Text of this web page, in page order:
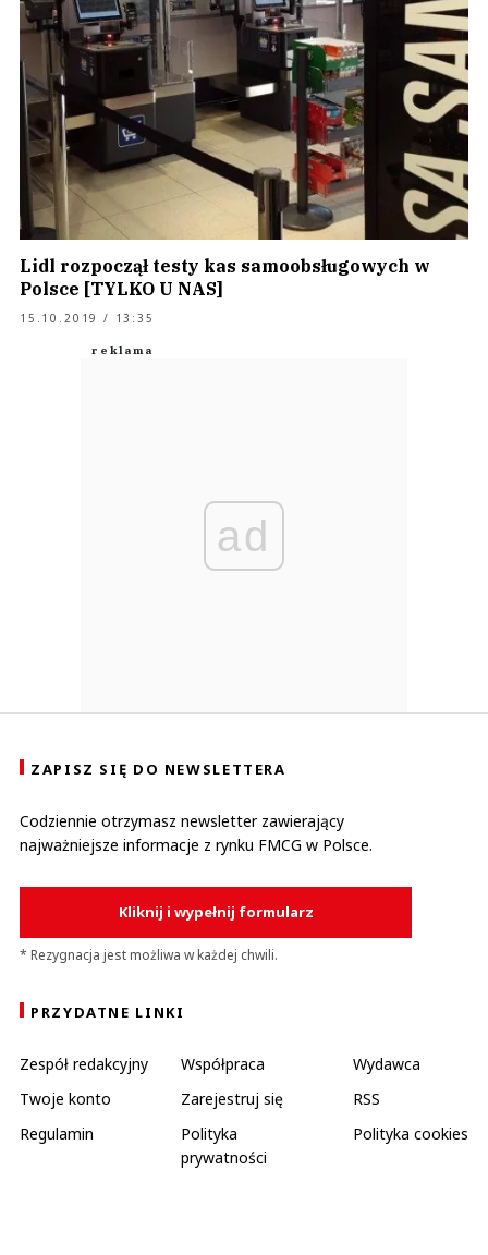
Lidl rozpoczął testy kas samoobsługowych w
Polsce [TYLKO U NAS]
15.10.2019 / 13:35
ad
ZAPISZ SIĘ DO NEWSLETTERA
Codziennie otrzymasz newsletter zawierający
najważniejsze informacje z rynku FMCG w Polsce.
Kliknij i wypełnij formularz
* Rezygnacja jest możliwa w każdej chwili.
PRZYDATNE LINKI
Zespół redakcyjny Współpraca
Wydawca
Twoje konto
Zarejestruj się
RSS
Regulamin
Polityka
prywatności
Polityka cookies